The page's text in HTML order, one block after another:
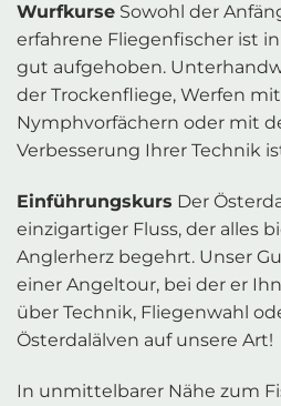
Wurfkurse Sowohl der
erfahrene Fliegenfischer ist
gut aufgehoben.
der Trockenfliege, Werfen
Nymphvorfächern oder mit
Verbesserung Ihrer Technik
Einführungskurs Der
einzigartiger Fluss, der alles
Anglerherz begehrt. Unser
einer Angeltour, bei der er
über Technik, Fliegenwahl
Österdalälven auf unsere Art!
In unmittelbarer Nähe zum